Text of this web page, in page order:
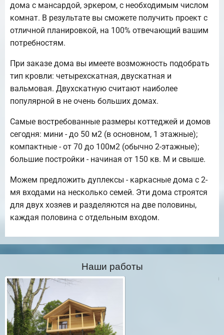
дома с мансардой, эркером, с необходимым числом
комнат. В результате вы сможете получить проект с
отличной планировкой, на 100% отвечающий вашим
потребностям.
При заказе дома вы имеете возможность подобрать
тип кровли: четырехскатная, двускатная и
вальмовая. Двухскатную считают наиболее
популярной в не очень больших домах.
Самые востребованные размеры коттеджей и домов
сегодня: мини - до 50 м2 (в основном, 1 этажные);
компактные - от 70 до 100м2 (обычно 2-этажные);
большие постройки - начиная от 150 кв. М и свыше.
Можем предложить дуплексы - каркасные дома с 2-
мя входами на несколько семей. Эти дома строятся
для двух хозяев и разделяются на две половины,
каждая половина с отдельным входом.
Наши работы